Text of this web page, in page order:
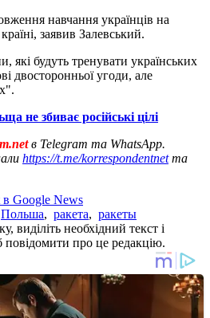
навчання українців на
заявив Залевський.
які будуть тренувати українських
двосторонньої угоди, але
не збиває російські цілі
в Telegram та WhatsApp.
https://t.me/korrespondentnetта
в Google News
Польша, ракета, ракеты
необхідний текст і
повідомити про це редакцію.